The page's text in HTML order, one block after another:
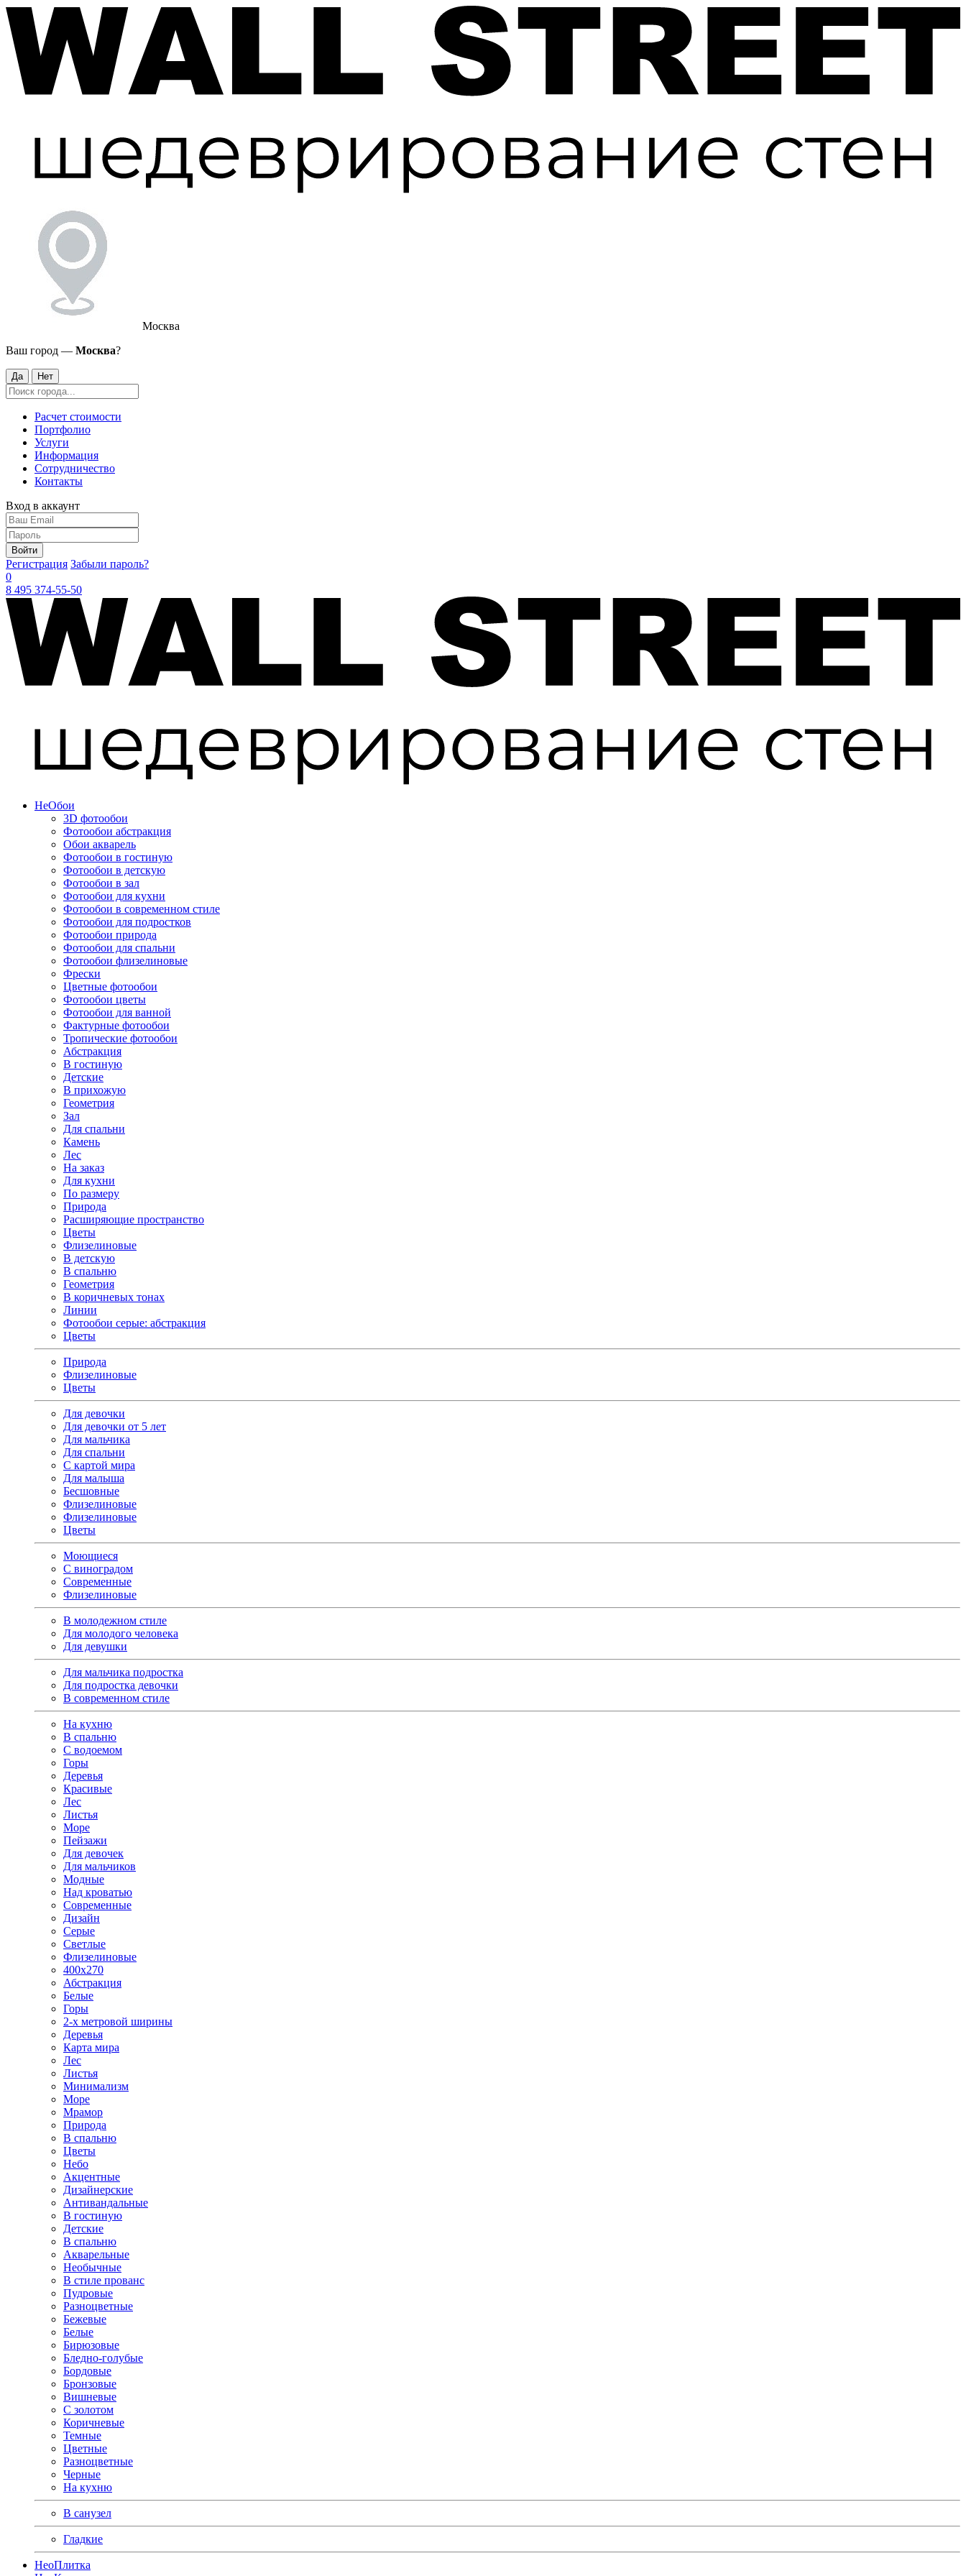
Москва
Ваш город — Москва?
Да Нет
Расчет стоимости
Портфолио
Услуги
Информация
Сотрудничество
Контакты
Вход в аккаунт
Войти
Регистрация Забыли пароль?
0
8 495 374-55-50
НеОбои
3D фотообои
Фотообои абстракция
Обои акварель
Фотообои в гостиную
Фотообои в детскую
Фотообои в зал
Фотообои для кухни
Фотообои в современном стиле
Фотообои для подростков
Фотообои природа
Фотообои для спальни
Фотообои флизелиновые
Фрески
Цветные фотообои
Фотообои цветы
Фотообои для ванной
Фактурные фотообои
Тропические фотообои
Абстракция
В гостиную
Детские
В прихожую
Геометрия
Зал
Для спальни
Камень
Лес
На заказ
Для кухни
По размеру
Природа
Расширяющие пространство
Цветы
Флизелиновые
В детскую
В спальню
Геометрия
В коричневых тонах
Линии
Фотообои серые: абстракция
Цветы
Природа
Флизелиновые
Цветы
Для девочки
Для девочки от 5 лет
Для мальчика
Для спальни
С картой мира
Для малыша
Бесшовные
Флизелиновые
Флизелиновые
Цветы
Моющиеся
С виноградом
Современные
Флизелиновые
В молодежном стиле
Для молодого человека
Для девушки
Для мальчика подростка
Для подростка девочки
В современном стиле
На кухню
В спальню
С водоемом
Горы
Деревья
Красивые
Лес
Листья
Море
Пейзажи
Для девочек
Для мальчиков
Модные
Над кроватью
Современные
Дизайн
Серые
Светлые
Флизелиновые
400х270
Абстракция
Белые
Горы
2-х метровой ширины
Деревья
Карта мира
Лес
Листья
Минимализм
Море
Мрамор
Природа
В спальню
Цветы
Небо
Акцентные
Дизайнерские
Антивандальные
В гостиную
Детские
В спальню
Акварельные
Необычные
В стиле прованс
Пудровые
Разноцветные
Бежевые
Белые
Бирюзовые
Бледно-голубые
Бордовые
Бронзовые
Вишневые
С золотом
Коричневые
Темные
Цветные
Разноцветные
Черные
На кухню
В санузел
Гладкие
НеоПлитка